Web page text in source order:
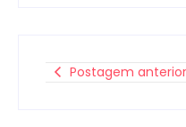
Postagem anterior